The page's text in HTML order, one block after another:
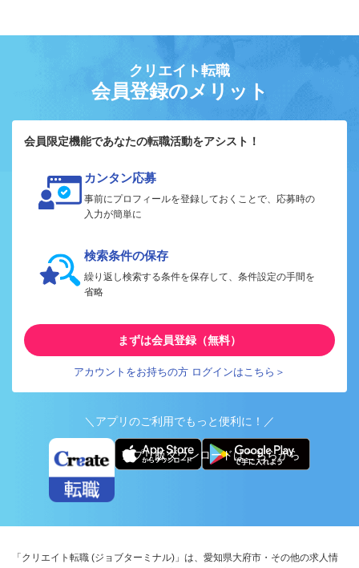
クリエイト転職
会員登録のメリット
会員限定機能であなたの転職活動をアシスト！
カンタン応募
事前にプロフィールを登録しておくことで、応募時の
入力が簡単に
検索条件の保存
繰り返し検索する条件を保存して、条件設定の手間を
省略
まずは会員登録（無料）
アカウントをお持ちの方 ログインはこちら＞
＼アプリのご利用でもっと便利に！／
アプリ版ダウンロードはこちらから
「クリエイト転職 (ジョブターミナル)」は、愛知県大府市・その他の求人情